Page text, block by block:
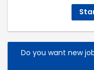
Do you want new